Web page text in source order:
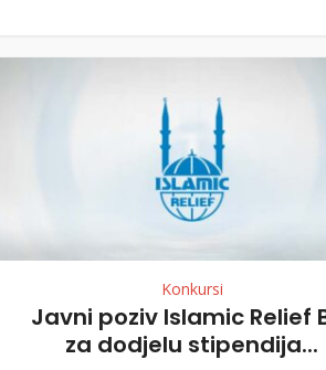
Konkursi
Javni poziv Islamic ­­Relief
za dodjelu stipendija...